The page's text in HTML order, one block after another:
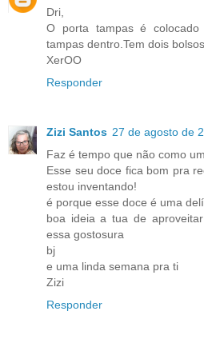
Dri,
O porta tampas é
tampas dentro.Tem dois bolsos.
XerOO
Responder
Zizi Santos 27 de agosto de
Faz é tempo que não como
Esse seu doce fica bom pra
estou inventando!
é porque esse doce é uma
boa ideia a tua de
essa gostosura
bj
e uma linda semana pra ti
Zizi
Responder